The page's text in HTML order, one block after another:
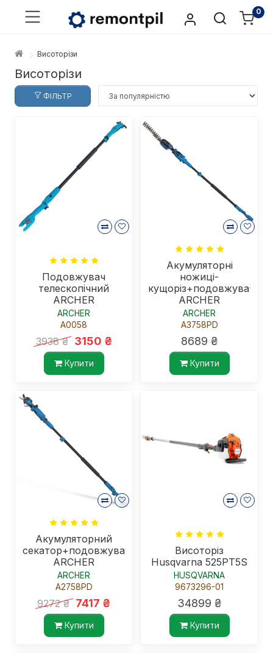
0
Висоторізи
Висоторізи
ФІЛЬТР
Подовжувач
телескопічний
ARCHER
ARCHER
A0058
3938 ₴ 3150 ₴
Купити
Акумуляторні
ножиці-
кущоріз+подовжувач
ARCHER
ARCHER
A3758PD
8689 ₴
Купити
Акумуляторний
секатор+подовжувач
ARCHER
ARCHER
A2758PD
9272 ₴ 7417 ₴
Купити
Висоторіз
Husqvarna 525PT5S
HUSQVARNA
9673296-01
34899 ₴
Купити